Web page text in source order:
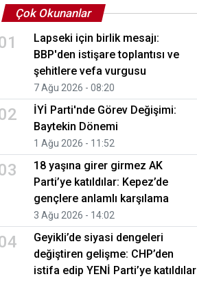
Çok Okunanlar
Lapseki için birlik mesajı:
BBP'den istişare toplantısı ve
şehitlere vefa vurgusu
7 Ağu 2026 - 08:20
İYİ Parti'nde Görev Değişimi:
Baytekin Dönemi
1 Ağu 2026 - 11:52
18 yaşına girer girmez AK
Parti’ye katıldılar: Kepez’de
gençlere anlamlı karşılama
3 Ağu 2026 - 14:02
Geyikli’de siyasi dengeleri
değiştiren gelişme: CHP’den
istifa edip YENİ Parti’ye katıldılar